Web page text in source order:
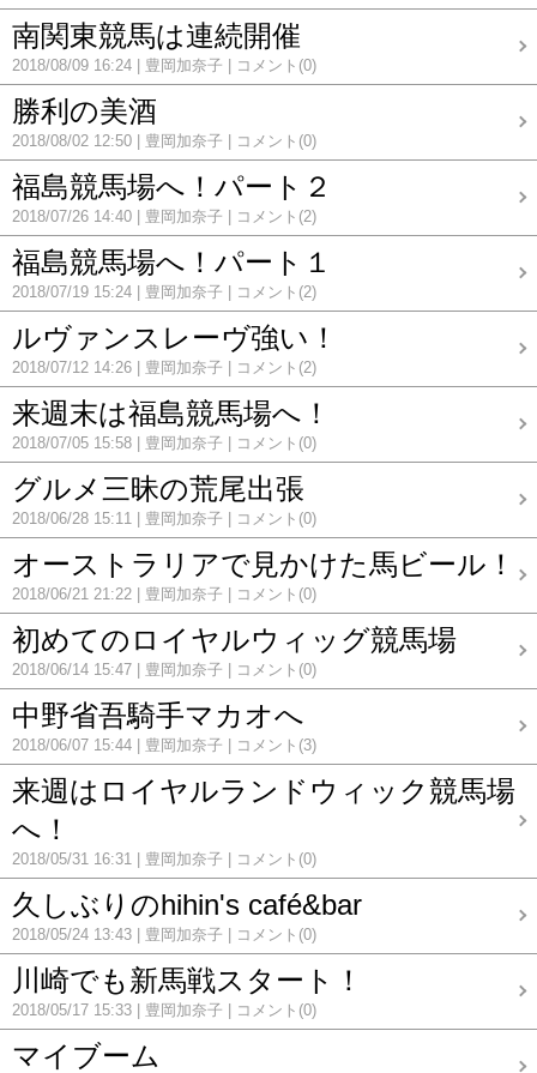
南関東競馬は連続開催
2018/08/09 16:24 豊岡加奈子 コメント(0)
勝利の美酒
2018/08/02 12:50 豊岡加奈子 コメント(0)
福島競馬場へ！パート２
2018/07/26 14:40 豊岡加奈子 コメント(2)
福島競馬場へ！パート１
2018/07/19 15:24 豊岡加奈子 コメント(2)
ルヴァンスレーヴ強い！
2018/07/12 14:26 豊岡加奈子 コメント(2)
来週末は福島競馬場へ！
2018/07/05 15:58 豊岡加奈子 コメント(0)
グルメ三昧の荒尾出張
2018/06/28 15:11 豊岡加奈子 コメント(0)
オーストラリアで見かけた馬ビール！
2018/06/21 21:22 豊岡加奈子 コメント(0)
初めてのロイヤルウィッグ競馬場
2018/06/14 15:47 豊岡加奈子 コメント(0)
中野省吾騎手マカオへ
2018/06/07 15:44 豊岡加奈子 コメント(3)
来週はロイヤルランドウィック競馬場
へ！
2018/05/31 16:31 豊岡加奈子 コメント(0)
久しぶりのhihin's café&bar
2018/05/24 13:43 豊岡加奈子 コメント(0)
川崎でも新馬戦スタート！
2018/05/17 15:33 豊岡加奈子 コメント(0)
マイブーム